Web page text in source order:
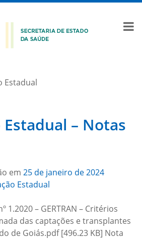
Estadual
Estadual – Notas
em 25 de janeiro de 2024
Estadual
1.2020 – GERTRAN – Critérios
das captações e transplantes
de Goiás.pdf [496.23 KB] Nota